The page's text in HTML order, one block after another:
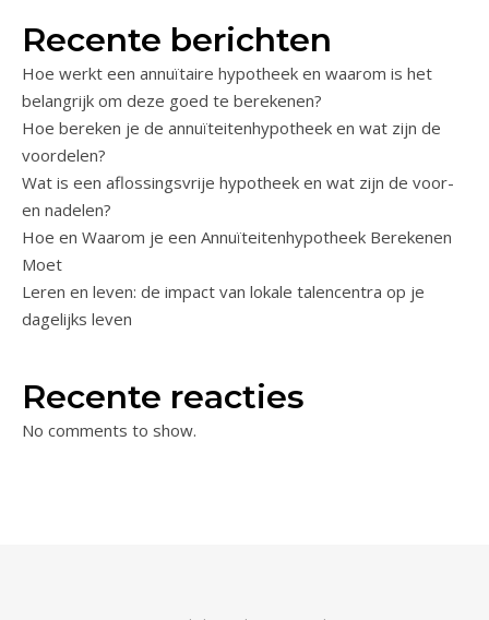
Recente berichten
Hoe werkt een annuïtaire hypotheek en waarom is het
belangrijk om deze goed te berekenen?
Hoe bereken je de annuïteitenhypotheek en wat zijn de
voordelen?
Wat is een aflossingsvrije hypotheek en wat zijn de voor-
en nadelen?
Hoe en Waarom je een Annuïteitenhypotheek Berekenen
Moet
Leren en leven: de impact van lokale talencentra op je
dagelijks leven
Recente reacties
No comments to show.